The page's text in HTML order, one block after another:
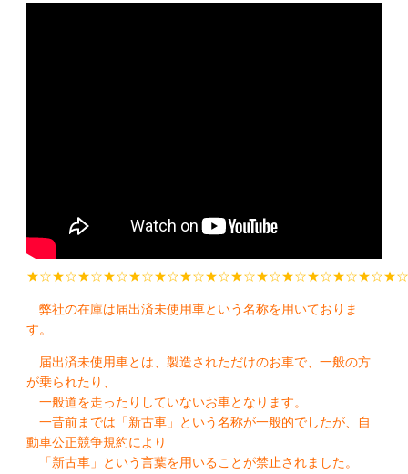
弊社の在庫は届出済未使用車という名称を用いておりま
す。
届出済未使用車とは、製造されただけのお車で、一般の方
が乗られたり、
一般道を走ったりしていないお車となります。
一昔前までは「新古車」という名称が一般的でしたが、自
動車公正競争規約により
「新古車」という言葉を用いることが禁止されました。